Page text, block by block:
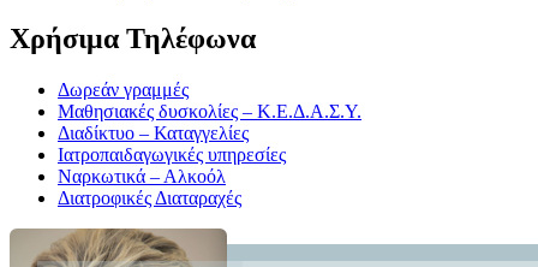
Χρήσιμα Τηλέφωνα
Δωρεάν γραμμές
Μαθησιακές δυσκολίες – Κ.Ε.Δ.Α.Σ.Υ.
Διαδίκτυο – Καταγγελίες
Ιατροπαιδαγωγικές υπηρεσίες
Ναρκωτικά – Αλκοόλ
Διατροφικές Διαταραχές